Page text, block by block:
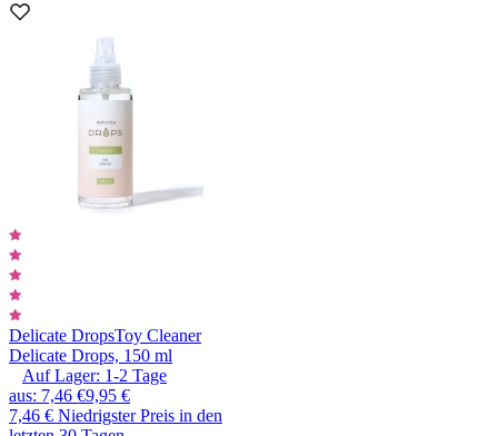
Delicate DropsToy Cleaner
Delicate Drops, 150 ml
Auf Lager: 1-2 Tage
aus: 7,46 €9,95 €
7,46 € Niedrigster Preis in den